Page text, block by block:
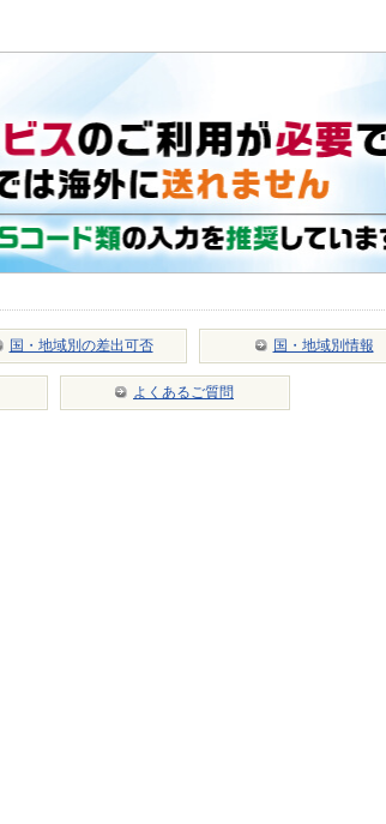
国・地域別の差出可否 国・地域別情報
よくあるご質問